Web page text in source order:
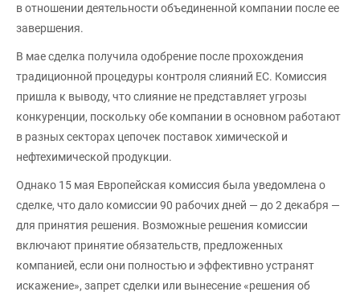
в отношении деятельности объединенной компании после ее
завершения.
В мае сделка получила одобрение после прохождения
традиционной процедуры контроля слияний ЕС. Комиссия
пришла к выводу, что слияние не представляет угрозы
конкуренции, поскольку обе компании в основном работают
в разных секторах цепочек поставок химической и
нефтехимической продукции.
Однако 15 мая Европейская комиссия была уведомлена о
сделке, что дало комиссии 90 рабочих дней — до 2 декабря —
для принятия решения. Возможные решения комиссии
включают принятие обязательств, предложенных
компанией, если они полностью и эффективно устранят
искажение», запрет сделки или вынесение «решения об